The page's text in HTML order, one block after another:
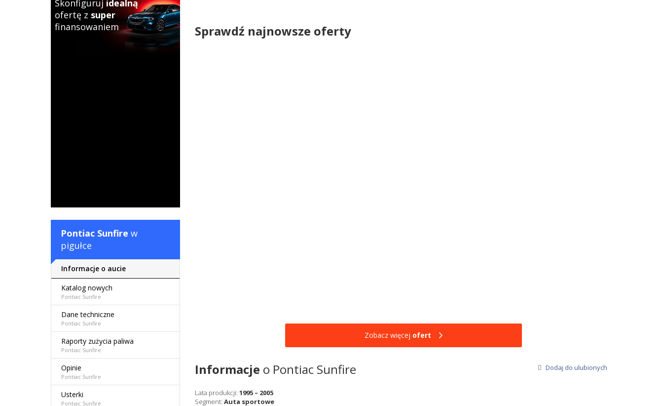
Sprawdź najnowsze oferty
Zobacz więcej ofert
Informacje o Pontiac Sunfire
Lata produkcji: 1995 – 2005
Segment: Auta sportowe
Dodaj do ulubionych
Skonfiguruj idealną
ofertę z super
finansowaniem
Pontiac Sunfire w
pigułce
Informacje o aucie
Katalog nowych
Pontiac Sunfire
Dane techniczne
Pontiac Sunfire
Raporty zużycia paliwa
Pontiac Sunfire
Opinie
Pontiac Sunfire
Usterki
Pontiac Sunfire